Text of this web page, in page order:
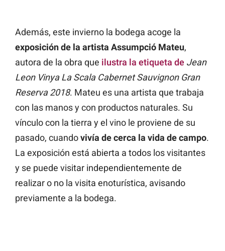
Además, este invierno la bodega acoge la
exposición de la artista Assumpció Mateu,
autora de la obra que ilustra la etiqueta de Jean
Leon Vinya La Scala Cabernet Sauvignon Gran
Reserva 2018. Mateu es una artista que trabaja
con las manos y con productos naturales. Su
vínculo con la tierra y el vino le proviene de su
pasado, cuandovivía de cerca la vida de campo.
La exposición está abierta a todos los visitantes
y se puede visitar independientemente de
realizar o no la visita enoturística, avisando
previamente a la bodega.